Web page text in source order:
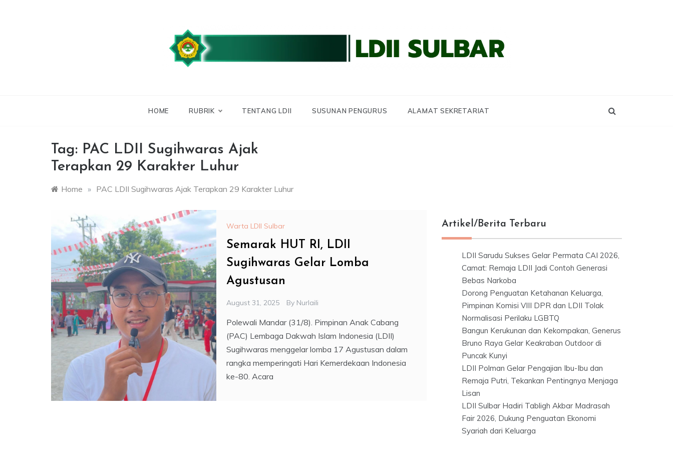
HOME RUBRIK TENTANG LDII SUSUNAN PENGURUS ALAMAT SEKRETARIAT
Tag: PAC LDII Sugihwaras Ajak
Terapkan 29 Karakter Luhur
Home » PAC LDII Sugihwaras Ajak Terapkan 29 Karakter Luhur
Warta LDII Sulbar
Semarak HUT RI, LDII
Sugihwaras Gelar Lomba
Agustusan
August 31, 2025 By Nurlaili
Polewali Mandar (31/8). Pimpinan Anak Cabang
(PAC) Lembaga Dakwah Islam Indonesia (LDII)
Sugihwaras menggelar lomba 17 Agustusan dalam
rangka memperingati Hari Kemerdekaan Indonesia
ke-80. Acara
Artikel/Berita Terbaru
LDII Sarudu Sukses Gelar Permata CAI 2026,
Camat: Remaja LDII Jadi Contoh Generasi
Bebas Narkoba
Dorong Penguatan Ketahanan Keluarga,
Pimpinan Komisi VIII DPR dan LDII Tolak
Normalisasi Perilaku LGBTQ
Bangun Kerukunan dan Kekompakan, Generus
Bruno Raya Gelar Keakraban Outdoor di
Puncak Kunyi
LDII Polman Gelar Pengajian Ibu-Ibu dan
Remaja Putri, Tekankan Pentingnya Menjaga
Lisan
LDII Sulbar Hadiri Tabligh Akbar Madrasah
Fair 2026, Dukung Penguatan Ekonomi
Syariah dari Keluarga